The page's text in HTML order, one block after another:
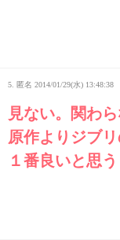
5. 匿名 2014/01/29(水) 13:48:38
見ない。関わら
原作よりジブ
１番良いと思